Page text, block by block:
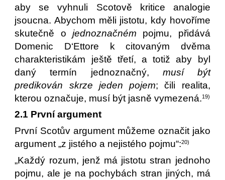
aby se vyhnuli Scotově kritice analogie
jsoucna. Abychom měli jistotu, kdy hovoříme
skutečně o jednoznačném pojmu, přidává
Domenic D‘Ettore k citovaným dvěma
charakteristikám ještě třetí, a totiž aby byl
daný termín jednoznačný, musí být
predikován skrze jeden pojem; čili realita,
kterou označuje, musí být jasně vymezená.19)
2.1 První argument
První Scotův argument můžeme označit jako
argument „z jistého a nejistého pojmu“:20)
„Každý rozum, jenž má jistotu stran jednoho
pojmu, ale je na pochybách stran jiných, má